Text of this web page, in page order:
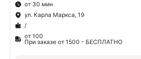
от 30 мин
ул. Карла Маркса, 19
/
от 100
При заказе от 1500 - БЕСПЛАТНО